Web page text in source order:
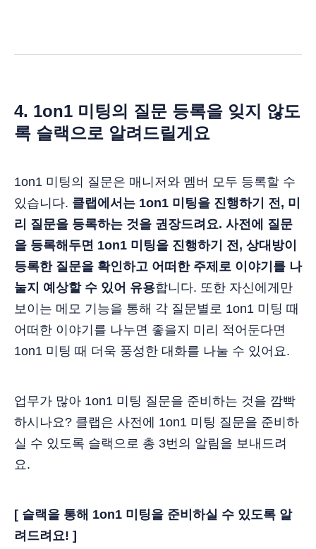
4. 1on1 미팅의 질문 등록을 잊지 않도
록 슬랙으로 알려드릴게요
1on1 미팅의 질문은 매니저와 멤버 모두 등록할 수
있습니다. 클랩에서는 1on1 미팅을 진행하기 전, 미
리 질문을 등록하는 것을 권장드려요. 사전에 질문
을 등록해두면 1on1 미팅을 진행하기 전, 상대방이
등록한 질문을 확인하고 어떠한 주제로 이야기를 나
눌지 예상할 수 있어 유용합니다. 또한 자신에게만
보이는 메모 기능을 통해 각 질문별로 1on1 미팅 때
어떠한 이야기를 나누면 좋을지 미리 적어둔다면
1on1 미팅 때 더욱 풍성한 대화를 나눌 수 있어요.
업무가 많아 1on1 미팅 질문을 준비하는 것을 깜빡
하시나요? 클랩은 사전에 1on1 미팅 질문을 준비하
실 수 있도록 슬랙으로 총 3번의 알림을 보내드려
요.
[ 슬랙을 통해 1on1 미팅을 준비하실 수 있도록 알
려드려요! ]